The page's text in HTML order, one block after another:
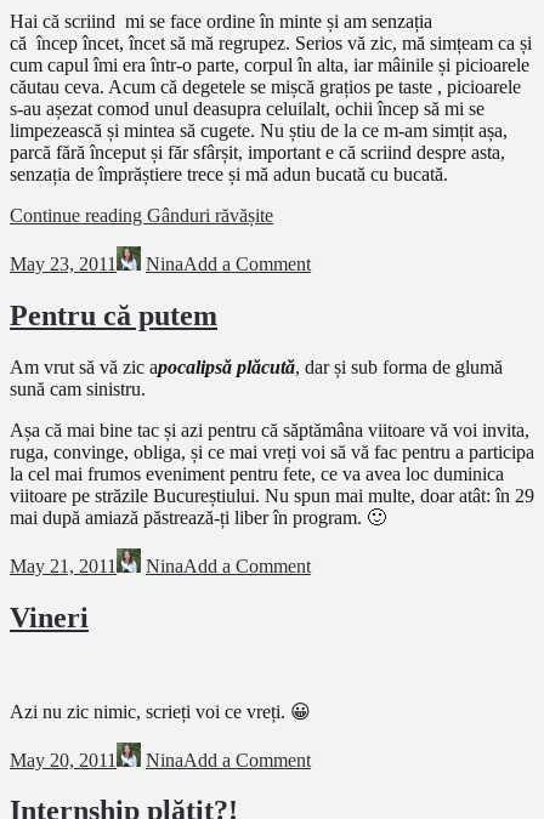
Hai că scriind mi se face ordine în minte și am senzația
că încep încet, încet să mă regrupez. Serios vă zic, mă simțeam ca și
cum capul îmi era într-o parte, corpul în alta, iar mâinile și picioarele
căutau ceva. Acum că degetele se mișcă grațios pe taste , picioarele
s-au așezat comod unul deasupra celuilalt, ochii încep să mi se
limpezească și mintea să cugete. Nu știu de la ce m-am simțit așa,
parcă fără început și făr sfârșit, important e că scriind despre asta,
senzația de împrăștiere trece și mă adun bucată cu bucată.
Continue reading Gânduri răvășite
May 23, 2011 NinaAdd a Comment
Pentru că putem
Am vrut să vă zic apocalipsă plăcută, dar și sub forma de glumă
sună cam sinistru.
Așa că mai bine tac și azi pentru că săptămâna viitoare vă voi invita,
ruga, convinge, obliga, și ce mai vreți voi să vă fac pentru a participa
la cel mai frumos eveniment pentru fete, ce va avea loc duminica
viitoare pe străzile Bucureștiului. Nu spun mai multe, doar atât: în 29
mai după amiază păstrează-ți liber în program. 🙂
May 21, 2011 NinaAdd a Comment
Vineri
Azi nu zic nimic, scrieți voi ce vreți. 😀
May 20, 2011 NinaAdd a Comment
Internship plătit?!